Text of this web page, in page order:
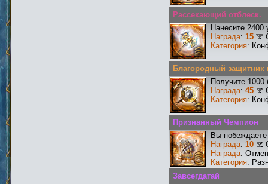
Рассекающий отблеск.
Нанесите 2400
Награда: 15
Категория:
Благородный защитник
Получите 1000
Награда: 45
Категория:
Признанный Чемпион
Вы
Награда: 10
Награда:
Категория:
Завсегдатай